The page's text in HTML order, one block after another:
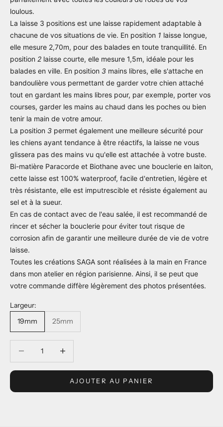
loulous.
La laisse 3 positions est une laisse rapidement adaptable à
chacune de vos situations de vie. En position 1 laisse longue,
elle mesure 2,70m, pour des balades en toute tranquillité. En
position 2 laisse courte, elle mesure 1,5m, idéale pour les
balades en ville. En position 3 mains libres, elle s'attache en
bandoulière vous permettant de garder votre chien attaché
tout en gardant les mains libres pour, par exemple, porter vos
courses, garder les mains au chaud dans les poches ou bien
tenir la main de votre amour.
La position 3 permet également une meilleure sécurité pour
les chiens ayant tendance à être réactifs, la laisse ne vous
glissera pas des mains vu qu'elle est attachée à votre buste.
Bi-matière Paracorde et Biothane avec une bouclerie en laiton,
cette laisse est 100% waterproof, facile d'entretien, légère et
très résistante, elle est imputrescible et résiste également au
sel et à la sueur.
En cas de contact avec de l'eau salée, il est recommandé de
rincer et sécher la bouclerie pour éviter tout risque de
corrosion afin de garantir une meilleure durée de vie de votre
laisse.
Toutes les créations SAGA sont réalisées à la main en France
dans mon atelier en région parisienne. Ainsi, il se peut que
votre commande diffère légèrement des photos présentées.
Largeur:
19mm
25mm
AJOUTER AU PANIER